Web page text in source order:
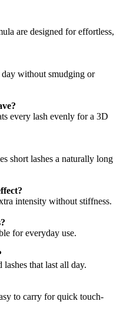
are designed for effortless,
without smudging or
every lash evenly for a 3D
short lashes a naturally long
intensity without stiffness.
for everyday use.
that last all day.
to carry for quick touch-